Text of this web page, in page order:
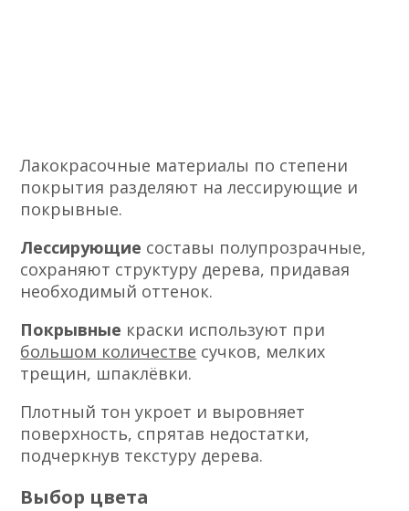
Лакокрасочные материалы по степени
покрытия разделяют на лессирующие и
покрывные.
Лессирующие составы полупрозрачные,
сохраняют структуру дерева, придавая
необходимый оттенок.
Покрывные краски используют при
большом количестве сучков, мелких
трещин, шпаклёвки.
Плотный тон укроет и выровняет
поверхность, спрятав недостатки,
подчеркнув текстуру дерева.
Выбор цвета